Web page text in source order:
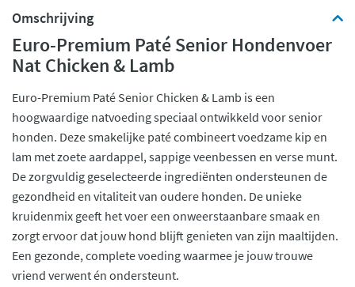
Omschrijving
Euro-Premium Paté Senior Hondenvoer
Nat Chicken & Lamb
Euro-Premium Paté Senior Chicken & Lamb is een
hoogwaardige natvoeding speciaal ontwikkeld voor senior
honden. Deze smakelijke paté combineert voedzame kip en
lam met zoete aardappel, sappige veenbessen en verse munt.
De zorgvuldig geselecteerde ingrediënten ondersteunen de
gezondheid en vitaliteit van oudere honden. De unieke
kruidenmix geeft het voer een onweerstaanbare smaak en
zorgt ervoor dat jouw hond blijft genieten van zijn maaltijden.
Een gezonde, complete voeding waarmee je jouw trouwe
vriend verwent én ondersteunt.